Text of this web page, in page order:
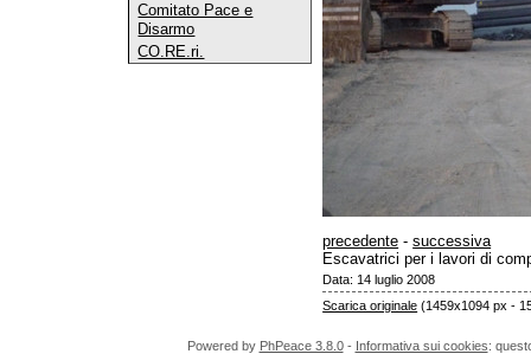
Comitato Pace e
Disarmo
CO.RE.ri.
precedente -successiva
Escavatrici per i lavori di
Data: 14 luglio 2008
Scarica originale (1459x1094 px -
Powered by PhPeace 3.8.0- Informativa sui cookies: